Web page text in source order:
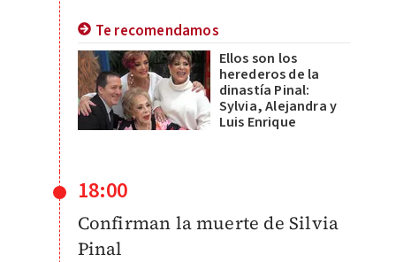
Te recomendamos
Ellos son los
herederos de la
dinastía Pinal:
Sylvia, Alejandra y
Luis Enrique
18:00
Confirman la muerte de Silvia
Pinal